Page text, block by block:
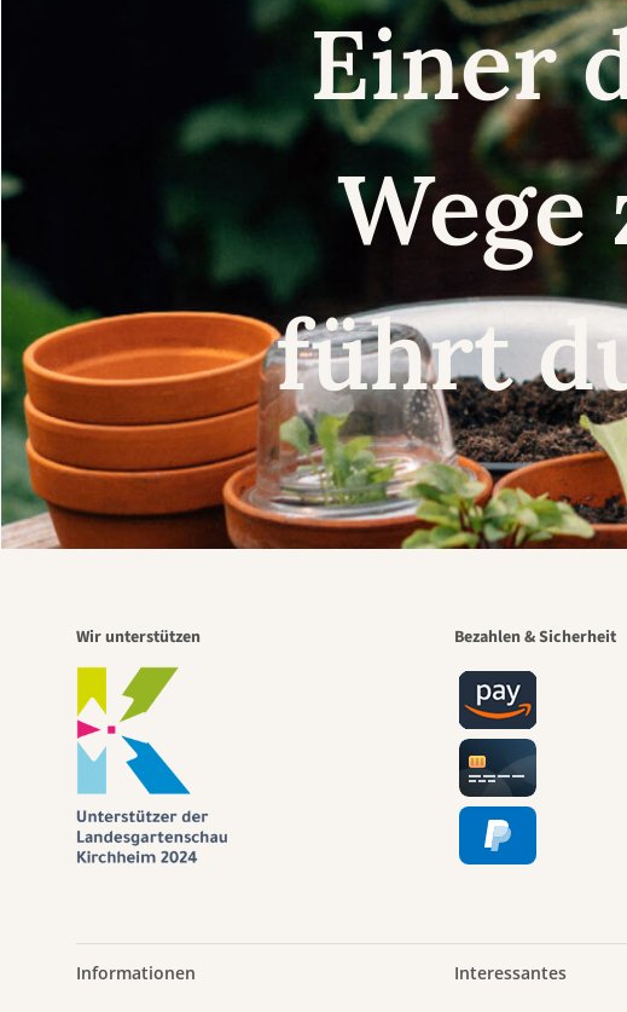
Einer
führt
Wir unterstützen Bezahlen & Sicherheit
Informationen Interessantes